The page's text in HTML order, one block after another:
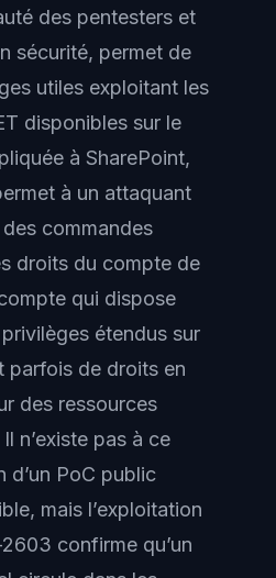
des pentesters et
sécurité, permet de
utiles exploitant les
disponibles sur le
à SharePoint,
à un attaquant
commandes
droits du compte de
qui dispose
étendus sur
parfois de droits en
des ressources
Il n’existe pas à ce
d’un PoC public
mais l’exploitation
confirme qu’un